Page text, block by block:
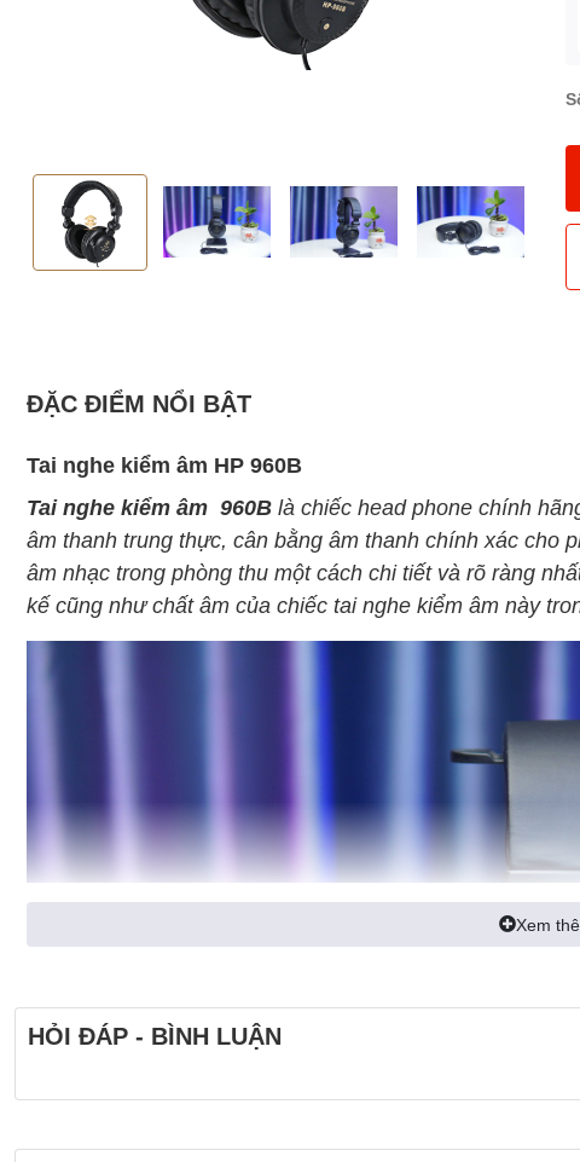
ĐẶC ĐIỂM NỔI BẬT
Tai nghe kiểm âm HP 960B
Tai nghe kiểm âm 960B là chiếc head phone chính
âm thanh trung thực, cân bằng âm thanh chính xác cho
âm nhạc trong phòng thu một cách chi tiết và rõ ràng
kế cũng như chất âm của chiếc tai nghe kiểm âm này
Xem
HỎI ĐÁP - BÌNH LUẬN